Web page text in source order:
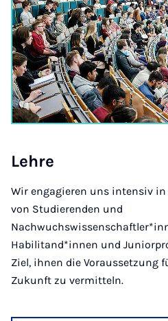
Leh­re
Wir engagieren uns intensiv
von Studierenden und
Habilitand*innen und
Ziel, ihnen die Voraus­setzung
Zukunft zu vermitteln.